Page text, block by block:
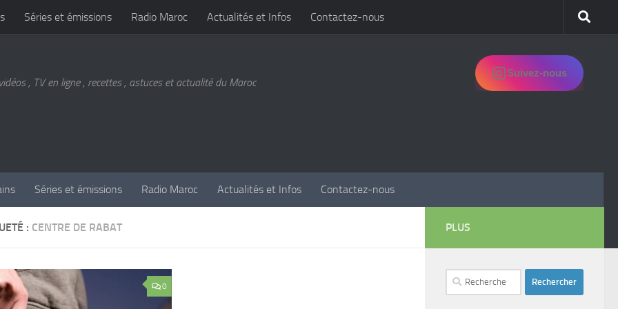
Séries et émissions Radio Maroc Actualités et Infos Contactez-nous
, TV en ligne , recettes , astuces et actualité du Maroc
Suivez-nous
Séries et émissions Radio Maroc Actualités et Infos Contactez-nous
: CENTRE DE RABAT
0
PLUS
Rechercher :